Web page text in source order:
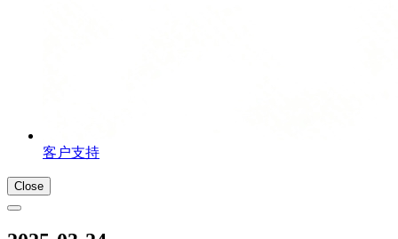
客户支持
Close